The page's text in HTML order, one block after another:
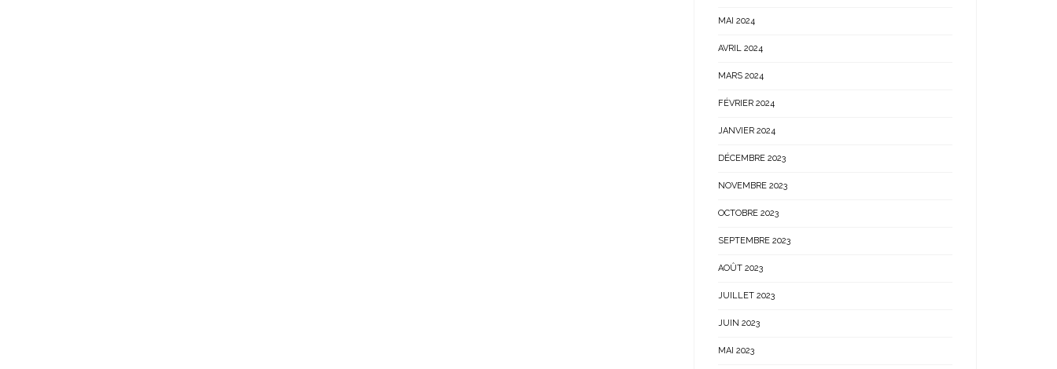
MAI 2024
AVRIL 2024
MARS 2024
FÉVRIER 2024
JANVIER 2024
DÉCEMBRE 2023
NOVEMBRE 2023
OCTOBRE 2023
SEPTEMBRE 2023
AOÛT 2023
JUILLET 2023
JUIN 2023
MAI 2023